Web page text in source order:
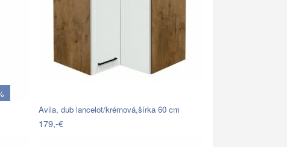
Avila, dub lancelot/krémová,šírka 60 cm
179,-€